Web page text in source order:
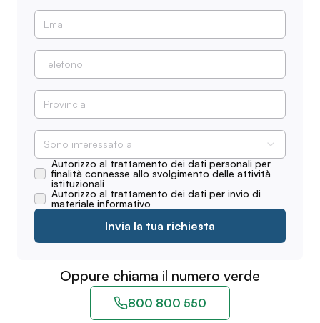
Sono interessato a
Autorizzo al trattamento dei dati personali per
finalità connesse allo svolgimento delle attività
istituzionali
Autorizzo al trattamento dei dati per invio di
materiale informativo
Invia la tua richiesta
Oppure chiama il numero verde
800 800 550